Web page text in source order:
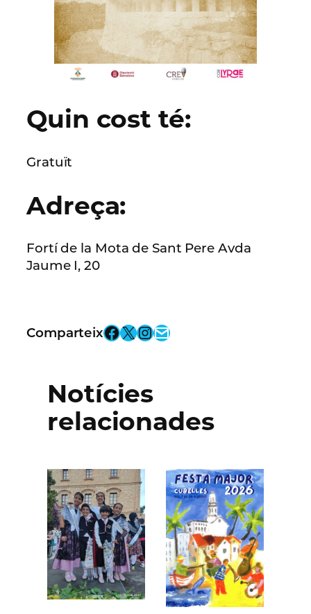
Quin cost té:
Gratuït
Adreça:
Fortí de la Mota de Sant Pere Avda
Jaume I, 20
ComparteixFacebook X InstagramEmail
Notícies
relacionades